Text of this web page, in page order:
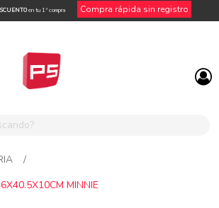
en tu 1ª compra Compra rápida sin registro
/
MINNIE